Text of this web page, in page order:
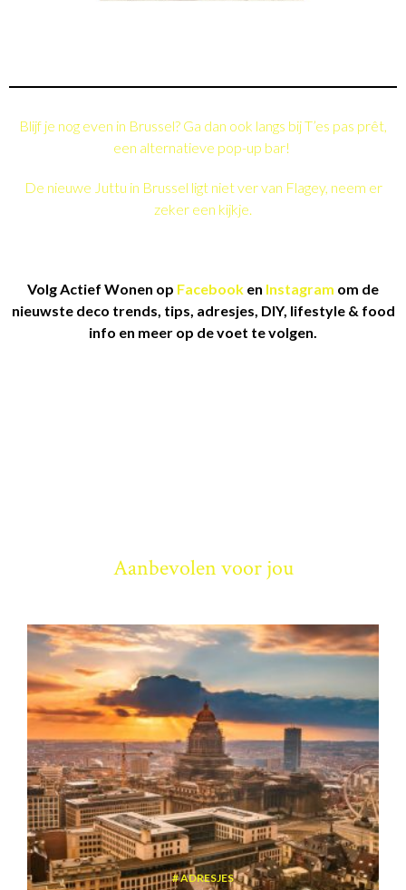
Blijf je nog even in Brussel? Ga dan ook langs bij T’es pas prêt,
een alternatieve pop-up bar!
De nieuwe Juttu in Brussel ligt niet ver van Flagey, neem er
zeker een kijkje.
Volg Actief Wonen op Facebook en Instagram om de
nieuwste deco trends, tips, adresjes, DIY, lifestyle & food
info en meer op de voet te volgen.
Aanbevolen voor jou
ADRESJES